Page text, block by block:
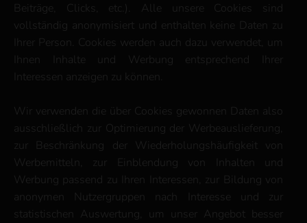
Beiträge, Clicks, etc.). Alle unsere Cookies sind
vollständig anonymisiert und enthalten keine Daten zu
Ihrer Person. Cookies werden auch dazu verwendet, um
Ihnen Inhalte und Werbung entsprechend Ihrer
Interessen anzeigen zu können.
Wir verwenden die über Cookies gewonnen Daten also
ausschließlich zur Optimierung der Werbeauslieferung,
zur Beschränkung der Wiederholungshäufigkeit von
Werbemitteln, zur Einblendung von Inhalten und
Werbung passend zu Ihren Interessen, zur Bildung von
anonymen Nutzergruppen nach Interesse und zur
statistischen Auswertung, um unser Angebot besser